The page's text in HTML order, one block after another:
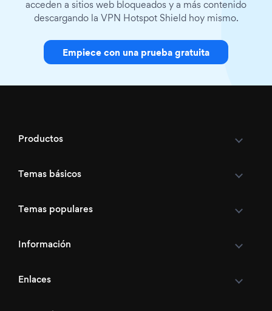
acceden a sitios web bloqueados y a más contenido
descargando la VPN Hotspot Shield hoy mismo.
Empiece con una prueba gratuita
Productos
Temas básicos
Temas populares
Información
Enlaces